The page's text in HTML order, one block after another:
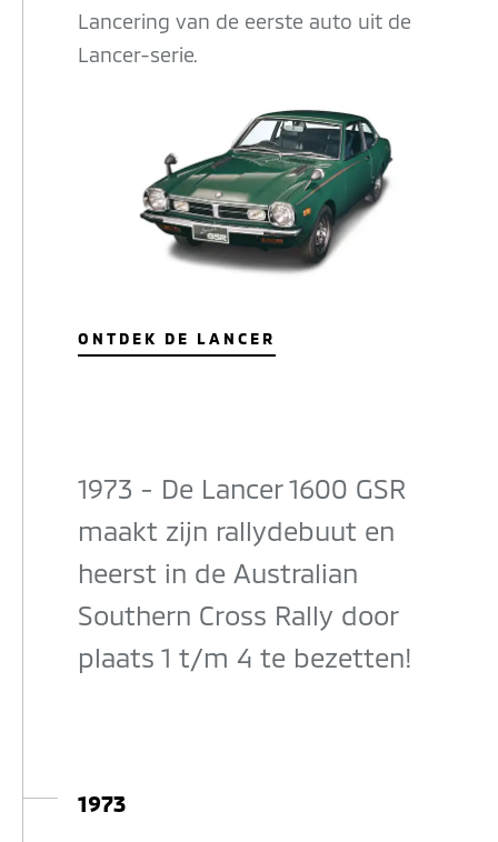
Lancering van de eerste auto uit de
Lancer-serie.
ONTDEK DE LANCER
1973 - De Lancer 1600 GSR
maakt zijn rallydebuut en
heerst in de Australian
Southern Cross Rally door
plaats 1 t/m 4 te bezetten!
1973